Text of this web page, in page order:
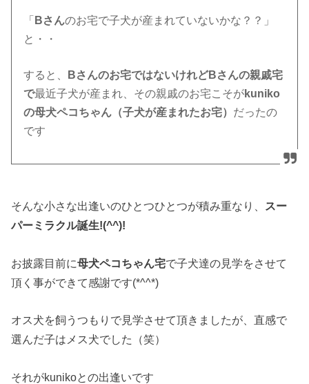
「 Bさんのお宅で子犬が産まれていないかな？？」
と・・
すると、
Bさんのお宅ではないけれどBさんの親戚宅
で最近子犬が産まれ、その親戚のお宅こそがkuniko
の母犬ペコちゃん（子犬が産まれたお宅） だったの
です
そんな小さな出逢いのひとつひとつが積み重なり、 スー
パーミラクル誕生!(^^)!
お披露目前に母犬ペコちゃん宅で子犬達の見学をさせて
頂く事ができて感謝です(*^^*)
オス犬を飼うつもりで見学させて頂きましたが、直感で
選んだ子はメス犬でした（笑）
それがkunikoとの出逢いです